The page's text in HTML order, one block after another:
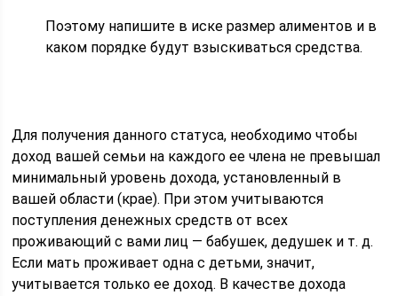
Поэтому напишите в иске размер алиментов и в
каком порядке будут взыскиваться средства.
Для получения данного статуса, необходимо чтобы
доход вашей семьи на каждого ее члена не превышал
минимальный уровень дохода, установленный в
вашей области (крае). При этом учитываются
поступления денежных средств от всех
проживающий с вами лиц — бабушек, дедушек и т. д.
Если мать проживает одна с детьми, значит,
учитывается только ее доход. В качестве дохода